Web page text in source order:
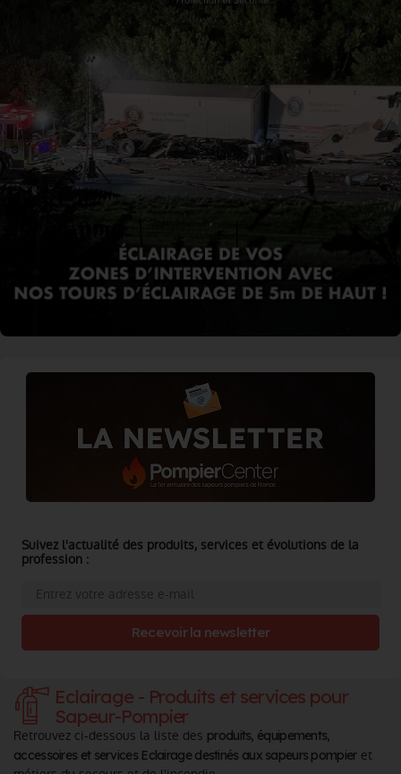
Eclairage - Produits et services pour
Sapeur-Pompier
Retrouvez ci-dessous la liste des produits, équipements,
accessoires et services Eclairage destinés aux sapeurs pompieret
Suivez l'actualité des produits, services et évolutions de la
profession :
Recevoir la newsletter